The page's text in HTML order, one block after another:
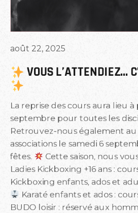
août 22, 2025
VOUS L’ATTENDIEZ…
La reprise des cours aura lieu
septembre pour toutes les
Retrouvez-nous également
associations le samedi 6
fêtes.
Cette saison, nous
Ladies Kickboxing +16 ans :
Kickboxing enfants, ados et
Karaté enfants et ados :
BUDO loisir : réservé aux